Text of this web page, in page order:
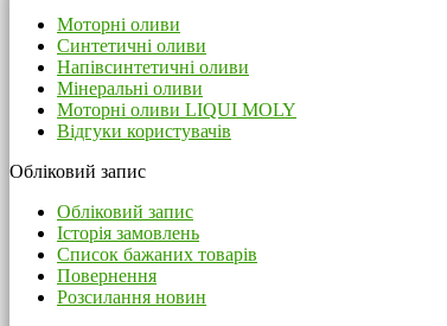
Моторні оливи
Синтетичні оливи
Напівсинтетичні оливи
Мінеральні оливи
Моторні оливи LIQUI MOLY
Відгуки користувачів
Обліковий запис
Обліковий запис
Історія замовлень
Список бажаних товарів
Повернення
Розсилання новин